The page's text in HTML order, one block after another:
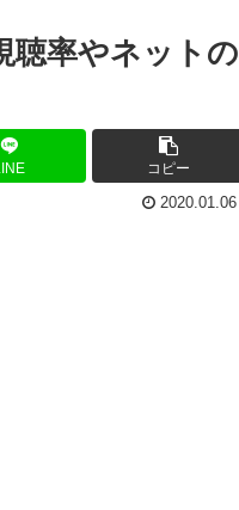
聴率やネットの
コピー
2020.01.06